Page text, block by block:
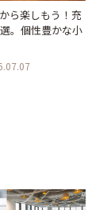
ら楽しもう！充
。個性豊かな小